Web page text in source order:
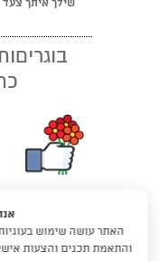
שילך איתך
לימודי
האתר עושה שימוש
והתאמת תכנים והצעות